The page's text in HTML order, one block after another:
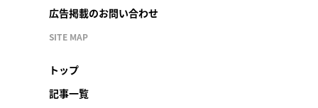
広告掲載のお問い合わせ
SITE MAP
トップ
記事一覧